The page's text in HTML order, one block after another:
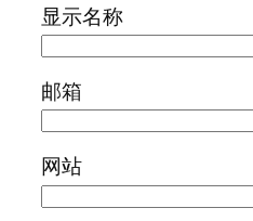
显示名称
邮箱
网站